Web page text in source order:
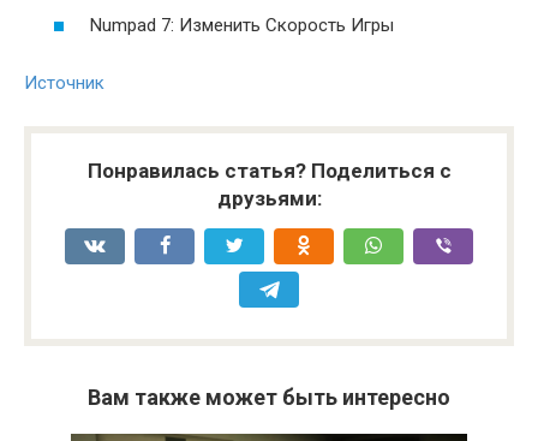
Numpad 7: Изменить Скорость Игры
Источник
Понравилась статья? Поделиться с
друзьями:
Вам также может быть интересно